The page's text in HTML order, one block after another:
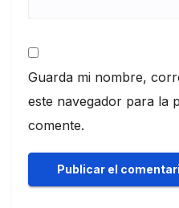
Guarda mi nombre,
este navegador para la
comente.